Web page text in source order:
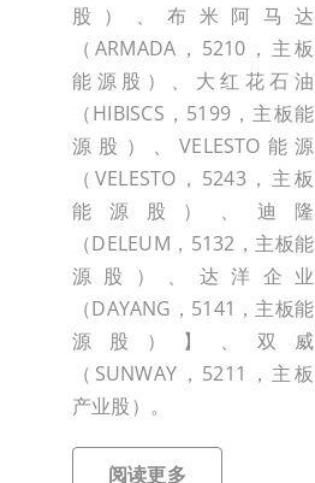
股）、布米阿马达
（ARMADA，5210，主板
能源股）、大红花石油
（HIBISCS，5199，主板能
源股）、VELESTO能源
（VELESTO，5243，主板
能源股）、迪隆
（DELEUM，5132，主板能
源股）、达洋企业
（DAYANG，5141，主板能
源股）】、双威
（SUNWAY，5211，主板
产业股）。
阅读更多